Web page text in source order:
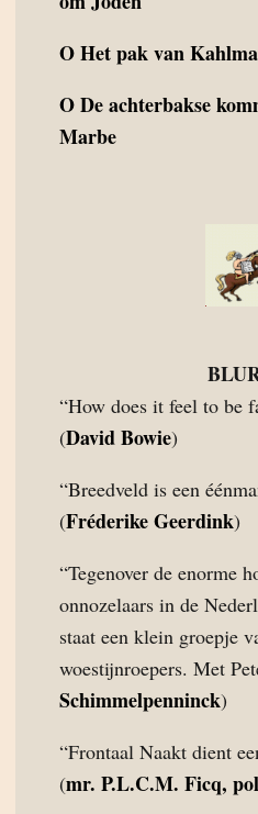
OHet pak van
ODe achterbakse
Marbe
“How does it feel to be
(David Bowie)
“Breedveld is een
(Fréderike Geerdink)
“Tegenover de enorme
onnozelaars in de
staat een klein groepje
woestijnroepers. Met
Schimmelpenninck)
“Frontaal Naakt dient
(mr. P.L.C.M. Ficq,